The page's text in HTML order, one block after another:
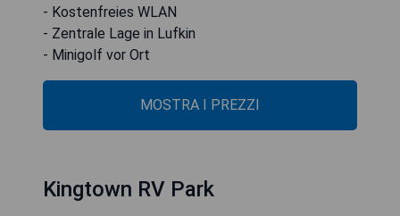
- Kostenfreies WLAN
- Zentrale Lage in Lufkin
- Minigolf vor Ort
MOSTRA I PREZZI
Kingtown RV Park